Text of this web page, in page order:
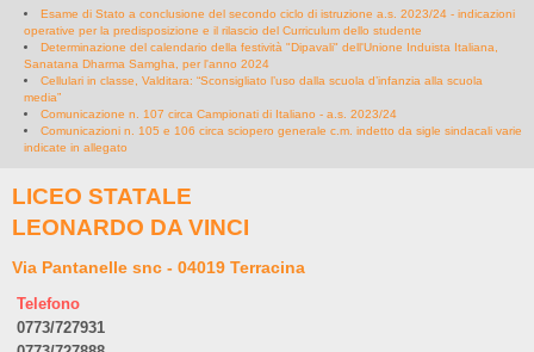
Esame di Stato a conclusione del secondo ciclo di istruzione a.s. 2023/24 - indicazioni
operative per la predisposizione e il rilascio del Curriculum dello studente
Determinazione del calendario della festività "Dipavali" dell'Unione Induista Italiana,
Sanatana Dharma Samgha, per l'anno 2024
Cellulari in classe, Valditara: “Sconsigliato l’uso dalla scuola d’infanzia alla scuola
media”
Comunicazione n. 107 circa Campionati di Italiano - a.s. 2023/24
Comunicazioni n. 105 e 106 circa sciopero generale c.m. indetto da sigle sindacali varie
indicate in allegato
LICEO STATALE
LEONARDO DA VINCI
Via Pantanelle snc - 04019 Terracina
Telefono
0773/727931